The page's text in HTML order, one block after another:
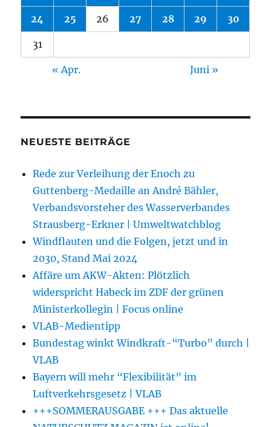
24 25 26 27 28 29 30
31
« Apr. Juni »
NEUESTE BEITRÄGE
Rede zur Verleihung der Enoch zu
Guttenberg-Medaille an André Bähler,
Verbandsvorsteher des Wasserverbandes
Strausberg-Erkner | Umweltwatchblog
Windflauten und die Folgen, jetzt und in
2030, Stand Mai 2024
Affäre um AKW-Akten: Plötzlich
widerspricht Habeck im ZDF der grünen
Ministerkollegin | Focus online
VLAB-Medientipp
Bundestag winkt Windkraft-“Turbo” durch |
VLAB
Bayern will mehr “Flexibilität” im
Luftverkehrsgesetz | VLAB
+++SOMMERAUSGABE +++ Das aktuelle